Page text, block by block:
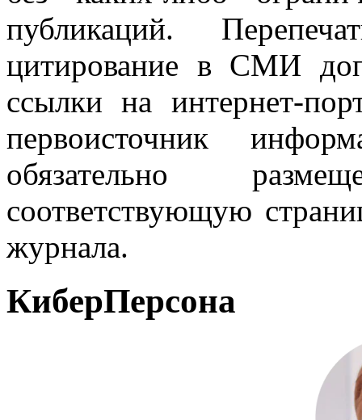
публикаций.
цитирование в СМИ
ссылки на интернет-
первоисточник
обязательно
соответствующую
журнала.
КиберПерсона